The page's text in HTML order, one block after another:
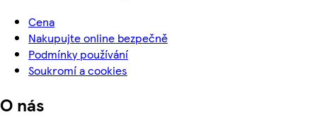
Cena
Nakupujte online bezpečně
Podmínky používání
Soukromí a cookies
O nás